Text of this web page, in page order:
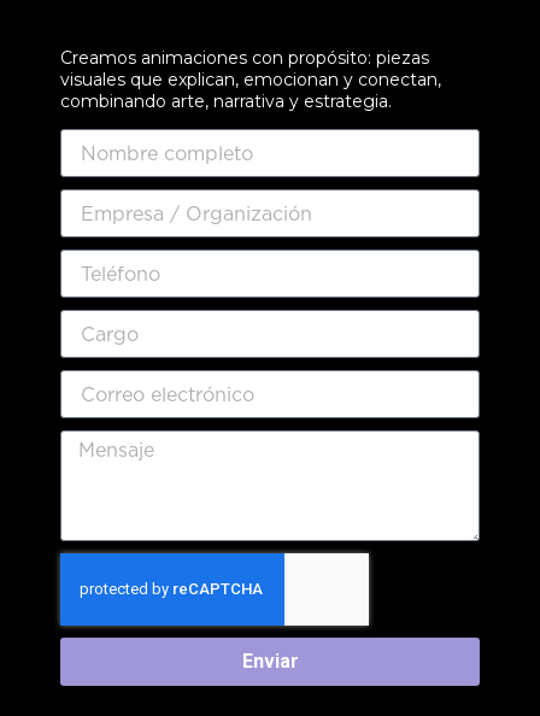
Creamos animaciones con propósito: piezas
visuales que explican, emocionan y conectan,
combinando arte, narrativa y estrategia.
Enviar